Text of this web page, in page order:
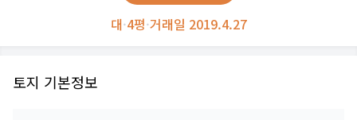
대·4평·거래일 2019.4.27
토지 기본정보